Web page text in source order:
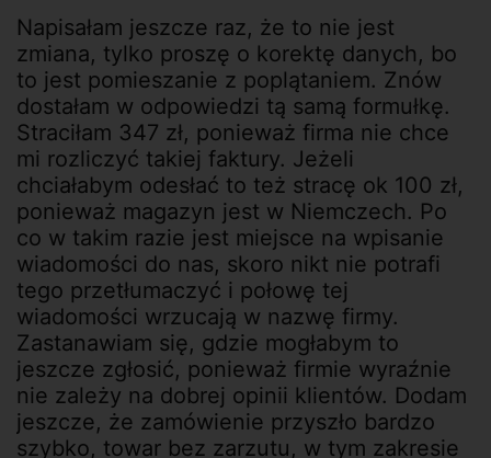
Napisałam jeszcze raz, że to nie jest
zmiana, tylko proszę o korektę danych, bo
to jest pomieszanie z poplątaniem. Znów
dostałam w odpowiedzi tą samą formułkę.
Straciłam 347 zł, ponieważ firma nie chce
mi rozliczyć takiej faktury. Jeżeli
chciałabym odesłać to też stracę ok 100 zł,
ponieważ magazyn jest w Niemczech. Po
co w takim razie jest miejsce na wpisanie
wiadomości do nas, skoro nikt nie potrafi
tego przetłumaczyć i połowę tej
wiadomości wrzucają w nazwę firmy.
Zastanawiam się, gdzie mogłabym to
jeszcze zgłosić, ponieważ firmie wyraźnie
nie zależy na dobrej opinii klientów. Dodam
jeszcze, że zamówienie przyszło bardzo
szybko, towar bez zarzutu, w tym zakresie